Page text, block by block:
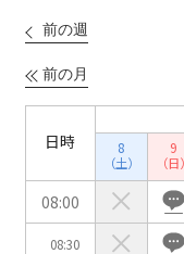
前の週
前の月
日時
8
（土）
9
（日）
08:00
08:30
泉ガーデンギャ
ベルサール六本
汐留・御成門
ベルサール芝公
ベルサール御
ベルサール東
ベルサール三
東京ガーデン
ベルサール有
ベルサール羽
日時
日付／開始・終